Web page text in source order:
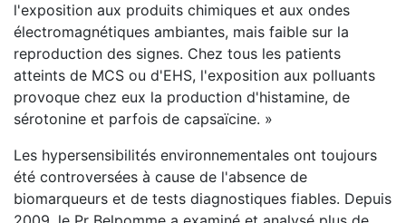
l'exposition aux produits chimiques et aux ondes
électromagnétiques ambiantes, mais faible sur la
reproduction des signes. Chez tous les patients
atteints de MCS ou d'EHS, l'exposition aux polluants
provoque chez eux la production d'histamine, de
sérotonine et parfois de capsaïcine. »
Les hypersensibilités environnementales ont toujours
été controversées à cause de l'absence de
biomarqueurs et de tests diagnostiques fiables. Depuis